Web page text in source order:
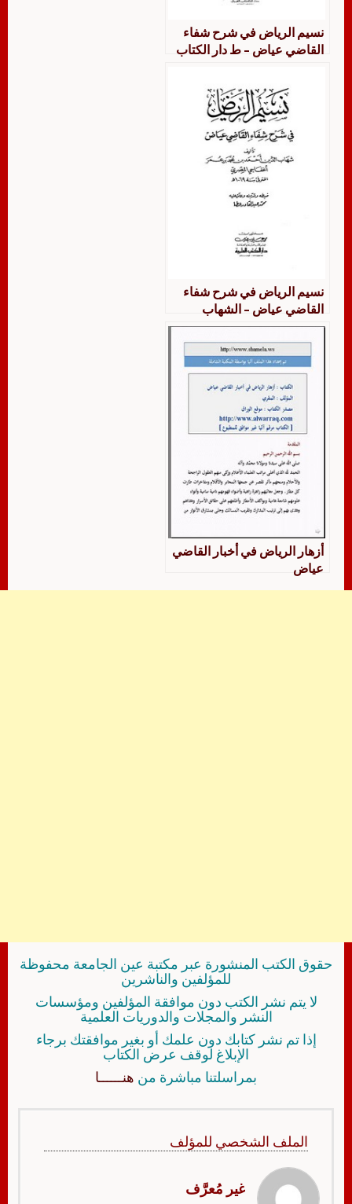
نسيم الرياض في شرح شفاء
القاضي عياض – ط دار الكتاب
نسيم الرياض في شرح شفاء
القاضي عياض – الشهاب
الخفاجي – طبعة دار الكتب
العلمية
أزهار الرياض في أخبار القاضي
عياض
حقوق الكتب المنشورة عبر مكتبة عين الجامعة محفوظة
للمؤلفين والناشرين
لا يتم نشر الكتب دون موافقة المؤلفين ومؤسسات
النشر والمجلات والدوريات العلمية
إذا تم نشر كتابك دون علمك أو بغير موافقتك برجاء
الإبلاغ لوقف عرض الكتاب
بمراسلتنا مباشرة من هنــــــا
الملف الشخصي للمؤلف
غير مُعرَّف